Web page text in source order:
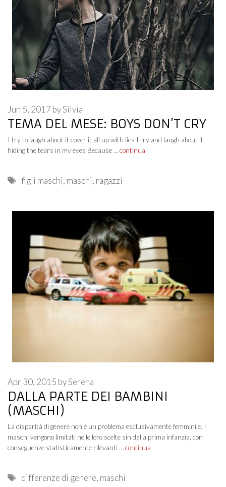
TEMA DEL MESE: BOYS DON’T CRY
Jun 5, 2017 bySilvia
I try to laugh about it cover it all up with lies I try and laugh about it
hiding the tears in my eyes Because … continua
Tags
figli maschi, maschi, ragazzi
DALLA PARTE DEI BAMBINI
(MASCHI)
Apr 30, 2015 bySerena
La disparità di genere non è un problema esclusivamente femminile. I
maschi vengono limitati nelle loro scelte sin dalla prima infanzia, con
conseguenze statisticamente rilevanti … continua
Tags
differenze di genere, maschi